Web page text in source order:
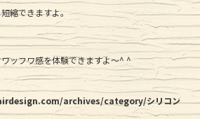
縮できますよ。
ッフワ感を体験できますよ〜^ ^
archives/category/シリコン